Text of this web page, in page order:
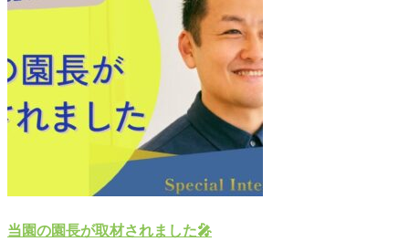
当園の園長が取材されました🎤